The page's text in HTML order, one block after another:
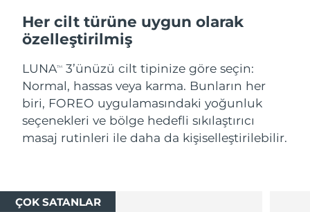
Her cilt türüne uygun olarak
özelleştirilmiş
LUNATM
3’ünüzü cilt tipinize göre seçin:
Normal, hassas veya karma. Bunların her
biri, FOREO uygulamasındaki yoğunluk
seçenekleri ve bölge hedefli sıkılaştırıcı
masaj rutinleri ile daha da kişiselleştirilebilir.
ÇOK SATANLAR